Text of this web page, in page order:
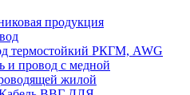
продукция
термостойкий РКГМ, AWG
и провод с медной
жилой